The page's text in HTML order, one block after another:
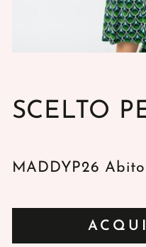
SCELTO
MADDYP26